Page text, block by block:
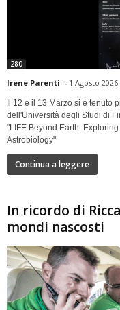
280
Irene Parenti - 1 Agosto 2026
Il 12 e il 13 Marzo si è tenuto
dell'Università degli Studi di
"LIFE Beyond Earth.
Astrobiology"
Continua a leggere
In ricordo di
mondi nascosti